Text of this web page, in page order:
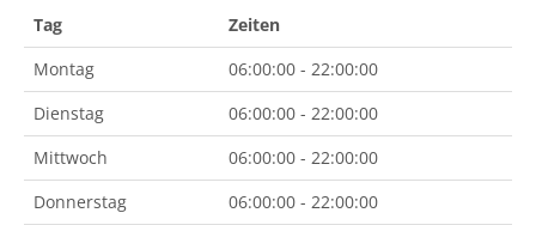
Tag
Zeiten
Montag
06:00:00 - 22:00:00
Dienstag
06:00:00 - 22:00:00
Mittwoch
06:00:00 - 22:00:00
Donnerstag
06:00:00 - 22:00:00